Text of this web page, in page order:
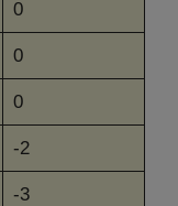
0
0
0
-2
-3